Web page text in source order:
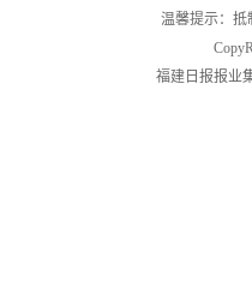
温馨提示：抵
福建日报报业